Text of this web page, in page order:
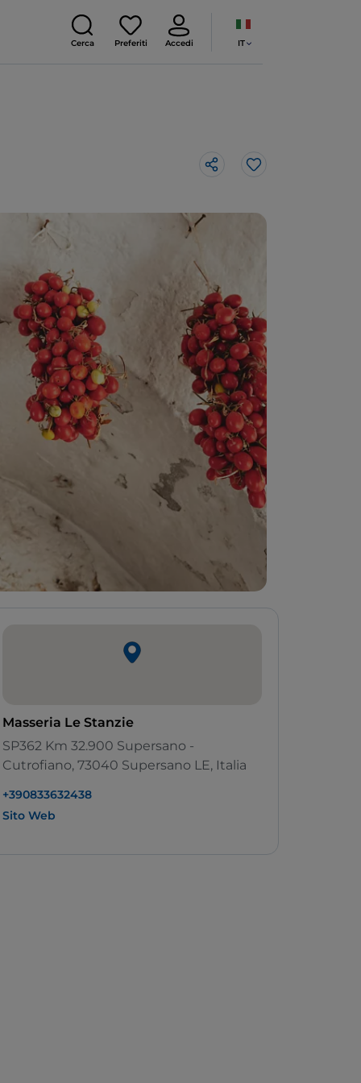
Cerca Preferiti Accedi IT
Like
Masseria Le Stanzie
SP362 Km 32.900 Supersano -
Cutrofiano, 73040 Supersano LE, Italia
+390833632438
Sito Web